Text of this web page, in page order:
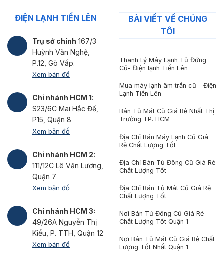
ĐIỆN LẠNH TIẾN LÊN
Trụ sở chính 167/3
Huỳnh Văn Nghệ,
P.12, Gò Vấp.
Xem bản đồ
Chi nhánh HCM 1:
S23/6C Mai Hắc Đế,
P15, Quận 8
Xem bản đồ
Chi nhánh HCM 2:
111/12C Lê Văn Lương,
Quận 7
Xem bản đồ
Chi nhánh HCM 3:
49/26A Nguyễn Thị
Kiểu, P. TTH, Quận 12
Xem bản đồ
BÀI VIẾT VỀ CHÚNG
TÔI
Thanh Lý Máy Lạnh Tủ Đứng
Cũ- Điện lạnh Tiến Lên
Mua máy lạnh âm trần cũ – Điện
Lạnh Tiến Lên
Bán Tủ Mát Cũ Giá Rẻ Nhất Thị
Trường TP. HCM
Địa Chỉ Bán Máy Lạnh Cũ Giá
Rẻ Chất Lượng Tốt
Địa Chỉ Bán Tủ Đông Cũ Giá Rẻ
Chất Lượng Tốt
Địa Chỉ Bán Tủ Mát Cũ Giá Rẻ
Chất Lượng Tốt
Nơi Bán Tủ Đông Cũ Giá Rẻ
Chất Lượng Tốt Quận 1
Nơi Bán Tủ Mát Cũ Giá Rẻ Chất
Lượng Tốt Nhất Quận 1